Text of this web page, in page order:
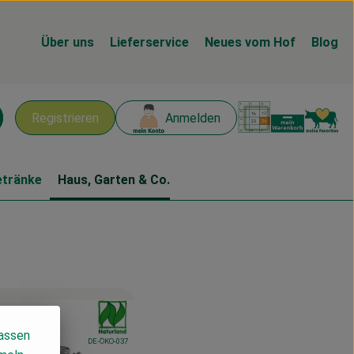
Über uns Lieferservice Neues vom Hof Blog
Registrieren Anmelden
Haus, Garten & Co.
, Verband:
, Kontrollstelle:
DE-ÖKO-037
zu Favouriten hinzufügen